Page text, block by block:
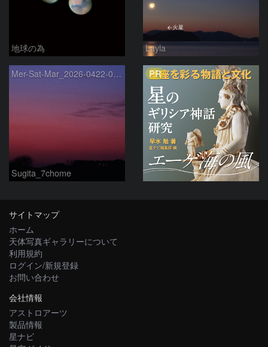
地球の為 Layla
Mer-Sat-Mar_2026-0422-0430
Sugita_7chome
PR
サイトマップ
ホーム
天体写真ギャラリーについて
利用規約
ログイン/新規登録
お問い合わせ
会社情報
アストロアーツ
製品情報
星ナビ